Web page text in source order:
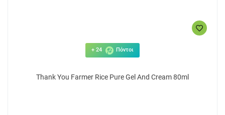
+ 24 Πόντοι
Thank You Farmer Rice Pure Gel And Cream 80ml